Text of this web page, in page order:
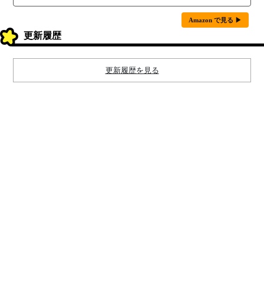
Amazon で見る ▶
更新履歴
更新履歴を見る